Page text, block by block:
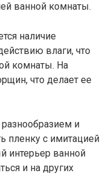
ванной комнаты.
наличие
влаги, что
комнаты. На
что делает ее
и
пленку с имитацией
интерьер ванной
и на других